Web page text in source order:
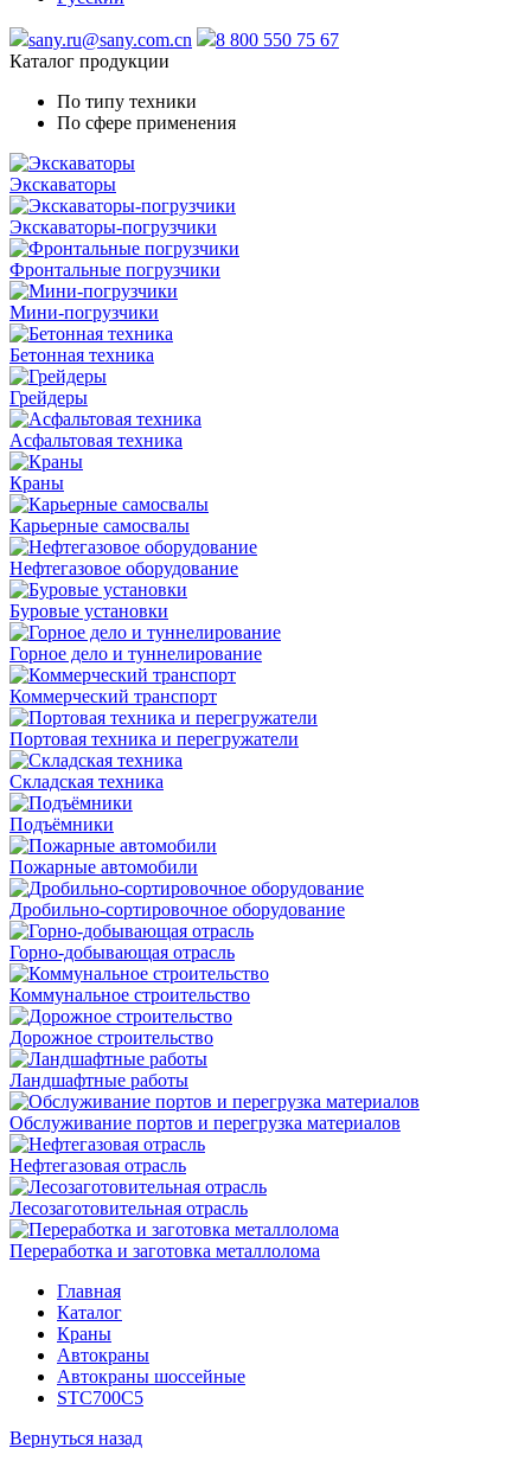
sany.ru@sany.com.cn
8 800 550 75 67
Каталог продукции
По типу техники
По сфере применения
Экскаваторы
Экскаваторы-погрузчики
Фронтальные погрузчики
Мини-погрузчики
Бетонная техника
Грейдеры
Асфальтовая техника
Краны
Карьерные самосвалы
Нефтегазовое оборудование
Буровые установки
Горное дело и туннелирование
Коммерческий транспорт
Портовая техника и перегружатели
Складская техника
Подъёмники
Пожарные автомобили
Дробильно-сортировочное оборудование
Горно-добывающая отрасль
Коммунальное строительство
Дорожное строительство
Ландшафтные работы
Обслуживание портов и перегрузка материалов
Нефтегазовая отрасль
Лесозаготовительная отрасль
Переработка и заготовка металлолома
Главная
Каталог
Краны
Автокраны
Автокраны шоссейные
STC700C5
Вернуться назад